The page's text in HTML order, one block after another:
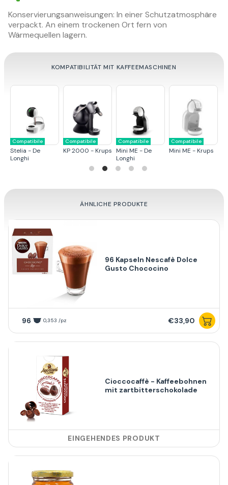
Konservierungsanweisungen: In einer Schutzatmosphäre
verpackt. An einem trockenen Ort fern von
Wärmequellen lagern.
KOMPATIBILITÄT MIT KAFFEEMASCHINEN
Compatibile
Stelia - De
Longhi
Compatibile
KP 2000 - Krups
Compatibile
Mini ME - De
Longhi
Compatibile
Mini ME - Krups
ÄHNLICHE PRODUKTE
96 Kapseln Nescafè Dolce
Gusto Chococino
96 0,353 /pz €33,90
Cioccocaffè - Kaffeebohnen
mit zartbitterschokolade
EINGEHENDES PRODUKT